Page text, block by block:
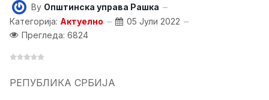
By Општинска управа Рашка
Категорија: Актуелно
05 Јули 2022
Прегледа: 6824
РЕПУБЛИКА СРБИЈА